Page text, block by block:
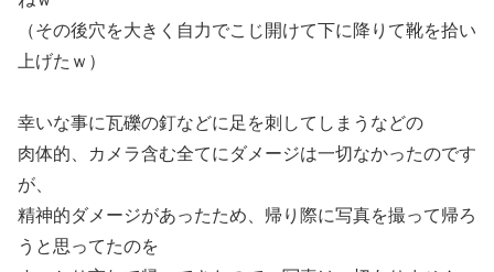
（その後穴を大きく自力でこじ開けて下に降りて靴を拾い
上げたｗ）
幸いな事に瓦礫の釘などに足を刺してしまうなどの
肉体的、カメラ含む全てにダメージは一切なかったのです
が、
精神的ダメージがあったため、帰り際に写真を撮って帰ろ
うと思ってたのを